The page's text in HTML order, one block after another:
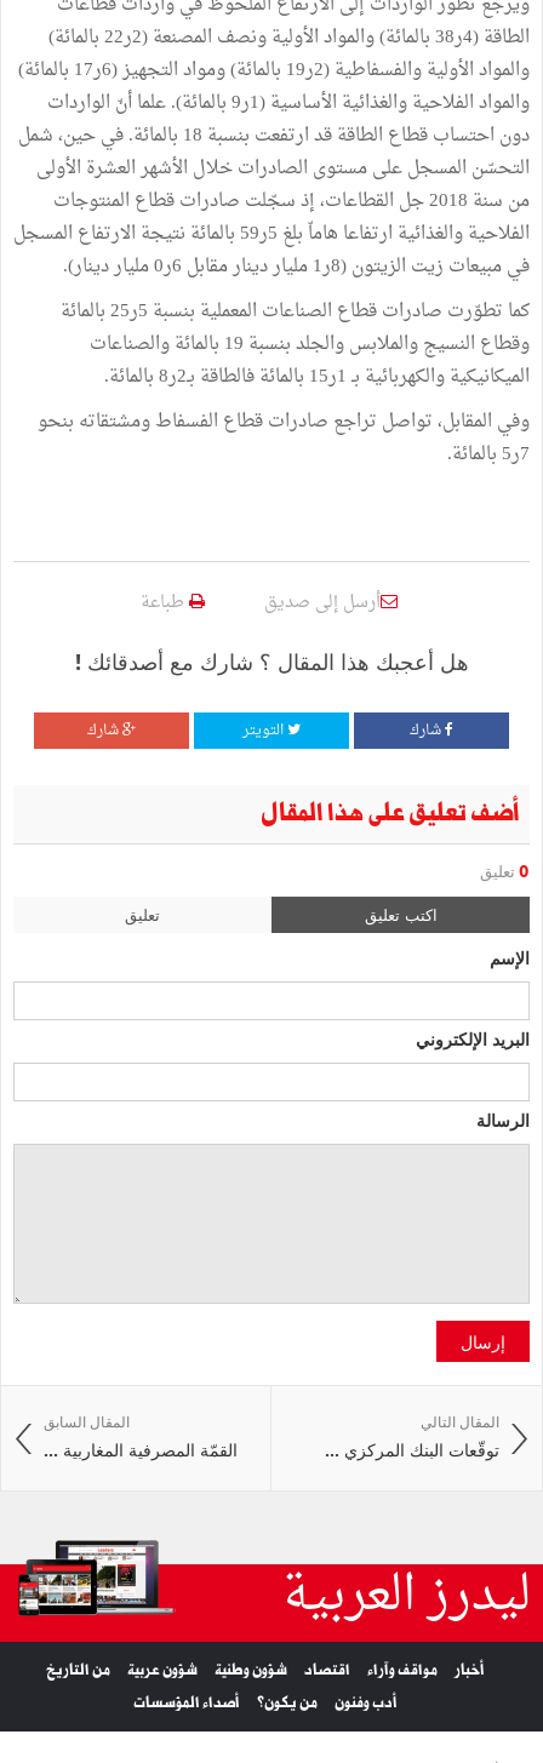
الطاقة (4ر38 بالمائة) والمواد الأولية ونصف المصنعة (2ر22 بالمائة)
والمواد الأولية والفسفاطية (2ر19 بالمائة) ومواد التجهيز (6ر17 بالمائة)
والمواد الفلاحية والغذائية الأساسية (1ر9 بالمائة). علما أنّ الواردات
دون احتساب قطاع الطاقة قد ارتفعت بنسبة 18 بالمائة. في حين، شمل
التحسّن المسجل على مستوى الصادرات خلال الأشهر العشرة الأولى
من سنة 2018 جل القطاعات، إذ سجّلت صادرات قطاع المنتوجات
الفلاحية والغذائية ارتفاعا هاماّ بلغ 5ر59 بالمائة نتيجة الارتفاع المسجل
في مبيعات زيت الزيتون (8ر1 مليار دينار مقابل 6ر0 مليار دينار).
كما تطوّرت صادرات قطاع الصناعات المعملية بنسبة 5ر25 بالمائة
وقطاع النسيج والملابس والجلد بنسبة 19 بالمائة والصناعات
الميكانيكية والكهربائية بـ 1ر15 بالمائة فالطاقة بـ2ر8 بالمائة.
وفي المقابل، تواصل تراجع صادرات قطاع الفسفاط ومشتقاته بنحو
7ر5 بالمائة.
أرسل إلى صديق طباعة
هل أعجبك هذا المقال ؟ شارك مع أصدقائك !
شارك التويتر شارك
أضف تعليق على هذا المقال
0 تعليق
اكتب تعليق تعليق
الإسم
البريد الإلكتروني
الرسالة
إرسال
المقال السابق
القمّة المصرفية المغاربية ...
المقال التالي
توقّعات البنك المركزي ...
ليدرز العربية
أخبار مواقف وآراء اقتصاد شؤون وطنية شؤون عربية
من التاريخ
أدب وفنون
من يكون؟ أصداء المؤسسات